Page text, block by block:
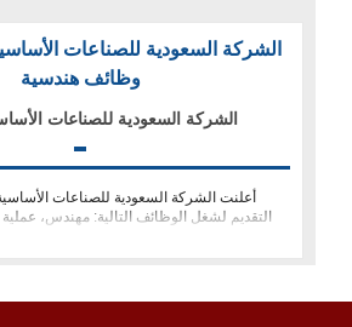
الشركة السعودية للصناعات
وظائف هندسية
الشركة السعودية للصناعات
أعلنت الشركة السعودية للصناعات
التقديم لشغل الوظائف التالية: مهندس،